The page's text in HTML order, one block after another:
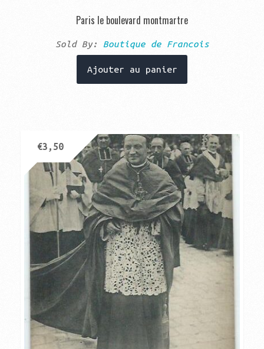
Paris le boulevard montmartre
Sold By: Boutique de Francois
Ajouter au panier
€3,50